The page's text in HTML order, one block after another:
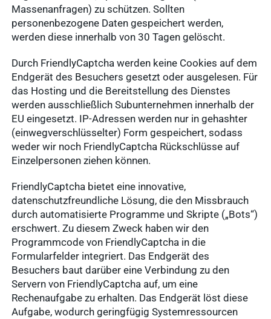
Massenanfragen) zu schützen. Sollten
personenbezogene Daten gespeichert werden,
werden diese innerhalb von 30 Tagen gelöscht.
Durch FriendlyCaptcha werden keine Cookies auf dem
Endgerät des Besuchers gesetzt oder ausgelesen. Für
das Hosting und die Bereitstellung des Dienstes
werden ausschließlich Subunternehmen innerhalb der
EU eingesetzt. IP-Adressen werden nur in gehashter
(einwegverschlüsselter) Form gespeichert, sodass
weder wir noch FriendlyCaptcha Rückschlüsse auf
Einzelpersonen ziehen können.
FriendlyCaptcha bietet eine innovative,
datenschutzfreundliche Lösung, die den Missbrauch
durch automatisierte Programme und Skripte („Bots“)
erschwert. Zu diesem Zweck haben wir den
Programmcode von FriendlyCaptcha in die
Formularfelder integriert. Das Endgerät des
Besuchers baut darüber eine Verbindung zu den
Servern von FriendlyCaptcha auf, um eine
Rechenaufgabe zu erhalten. Das Endgerät löst diese
Aufgabe, wodurch geringfügig Systemressourcen